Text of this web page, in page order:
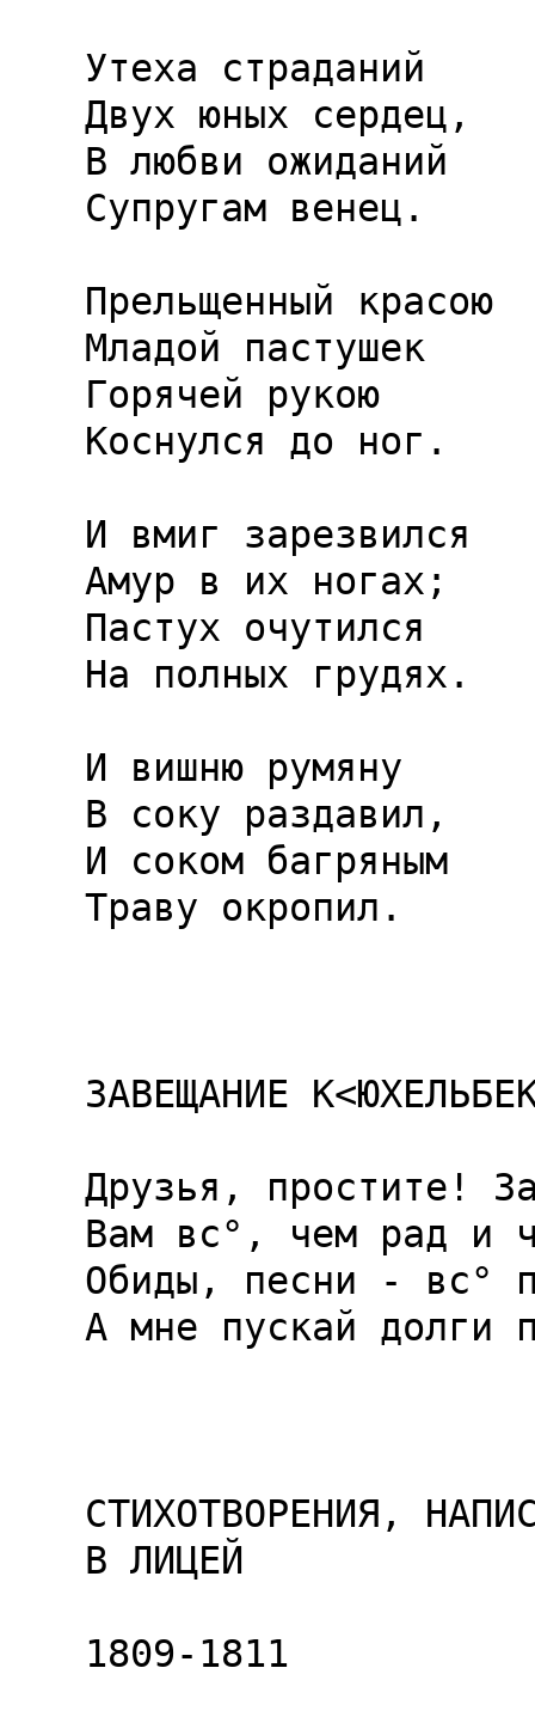
Утеха страданий
Двух юных сердец,
В любви ожиданий
Супругам венец.
Прельщенный красою
Младой пастушек
Горячей рукою
Коснулся до ног.
И вмиг зарезвился
Амур в их ногах;
Пастух очутился
На полных грудях.
И вишню румяну
В соку раздавил,
И соком багряным
Траву окропил.
ЗАВЕЩАНИЕ
Друзья, простите!
Вам вс°, чем рад и
Обиды, песни - вс°
А мне пускай долги
СТИХОТВОРЕНИЯ,
В ЛИЦЕЙ
1809-1811